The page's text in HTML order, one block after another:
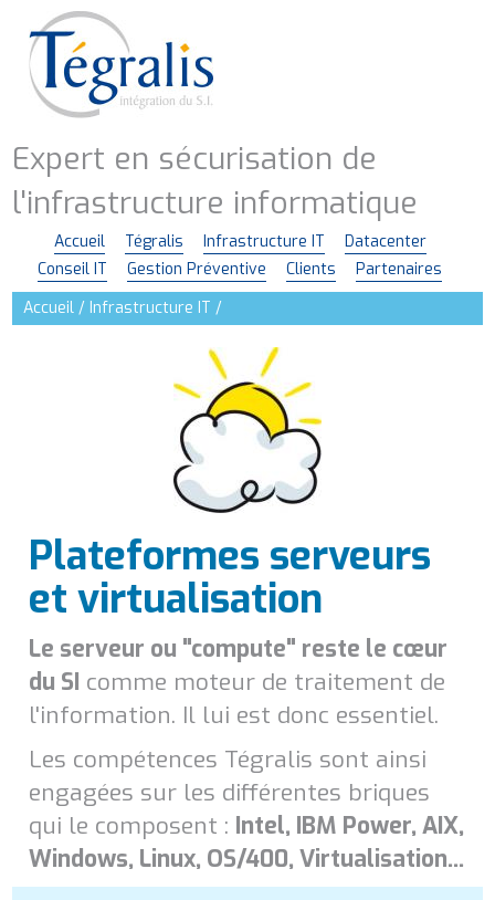
contenu
principal
Expert en sécurisation de
l'infrastructure informatique
Navigation
principale
Accueil Tégralis Infrastructure IT
Datacenter
Conseil IT
Gestion Préventive Clients
Partenaires
Accueil
Infrastructure IT
Plateformes serveurs
et virtualisation
Le serveur ou "compute" reste le cœur
du SI comme moteur de traitement de
l'information. Il lui est donc essentiel.
Les compétences Tégralis sont ainsi
engagées sur les différentes briques
qui le composent : Intel, IBM Power, AIX,
Windows, Linux, OS/400, Virtualisation...